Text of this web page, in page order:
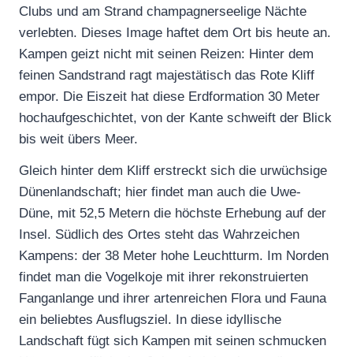
Clubs und am Strand champagnerseelige Nächte
verlebten. Dieses Image haftet dem Ort bis heute an.
Kampen geizt nicht mit seinen Reizen: Hinter dem
feinen Sandstrand ragt majestätisch das Rote Kliff
empor. Die Eiszeit hat diese Erdformation 30 Meter
hochaufgeschichtet, von der Kante schweift der Blick
bis weit übers Meer.
Gleich hinter dem Kliff erstreckt sich die urwüchsige
Dünenlandschaft; hier findet man auch die Uwe-
Düne, mit 52,5 Metern die höchste Erhebung auf der
Insel. Südlich des Ortes steht das Wahrzeichen
Kampens: der 38 Meter hohe Leuchtturm. Im Norden
findet man die Vogelkoje mit ihrer rekonstruierten
Fanganlange und ihrer artenreichen Flora und Fauna
ein beliebtes Ausflugsziel. In diese idyllische
Landschaft fügt sich Kampen mit seinen schmucken